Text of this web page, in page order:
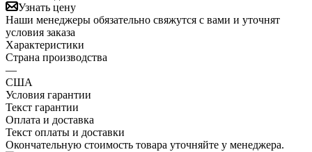
Узнать цену
Наши менеджеры обязательно свяжутся с вами и уточнят
условия заказа
Характеристики
Страна производства
—
США
Условия гарантии
Текст гарантии
Оплата и доставка
Текст оплаты и доставки
Окончательную стоимость товара уточняйте у менеджера.